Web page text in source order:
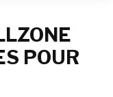
POUR